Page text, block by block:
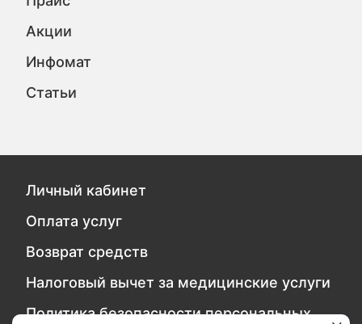
Акции
Инфомат
Статьи
Личный кабинет
Оплата услуг
Возврат средств
Налоговый вычет за медицинские услуги
Политика безопасности персональных